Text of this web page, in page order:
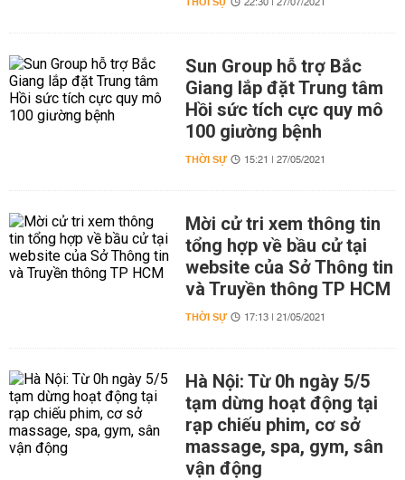
Sun Group hỗ trợ Bắc
Giang lắp đặt Trung tâm
Hồi sức tích cực quy mô
100 giường bệnh
THỜI SỰ 15:21 | 27/05/2021
Mời cử tri xem thông tin
tổng hợp về bầu cử tại
website của Sở Thông tin
và Truyền thông TP HCM
THỜI SỰ 17:13 | 21/05/2021
Hà Nội: Từ 0h ngày 5/5
tạm dừng hoạt động tại
rạp chiếu phim, cơ sở
massage, spa, gym, sân
vận động